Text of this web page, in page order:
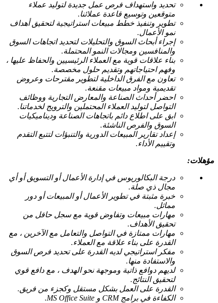
تحديد واستهداف فرص عمل جديدة لتوليد عملاء
متوقعين وتوسيع قاعدة عملائنا.
تطوير وتنفيذ خطط مبيعات استراتيجية لتحقيق أهداف
نمو الأعمال.
إجراء أبحاث السوق والتحليلات لتحديد اتجاهات السوق
والمنافسين ومجالات النمو المحتملة.
بناء علاقات قوية مع العملاء الرئيسيين والحفاظ عليها ،
وفهم احتياجاتهم وتقديم حلول مخصصة.
تعاون مع الفرق الداخلية لتطوير مقترحات وعروض
تقديمية ومواد مبيعات مقنعة.
احضر أحداث الصناعة والمعارض التجارية ووظائف
التواصل لتوليد العملاء المحتملين والترويج لخدماتنا.
ابق على اطلاع دائم باتجاهات الصناعة وديناميكيات
السوق والفرص الناشئة.
إعداد تقارير المبيعات الدورية والتنبؤات لتتبع التقدم
وتقييم الأداء.
مؤهلات:
درجة البكالوريوس في إدارة الأعمال أو التسويق أو أي
مجال ذي صلة.
خبرة مثبتة في تطوير الأعمال أو المبيعات أو دور
مماثل.
مهارات مبيعات وتفاوض قوية مع سجل حافل من
تحقيق الأهداف.
مهارات ممتازة في التواصل والتعامل مع الآخرين ، مع
القدرة على بناء علاقة مع العملاء.
مفكر استراتيجي لديه القدرة على تحديد فرص السوق
والاستفادة منها.
لديهم دوافع ذاتية وموجهة نحو الهدف ، مع دافع قوي
لتحقيق النتائج.
القدرة على العمل بشكل مستقل وكجزء من فريق.
الكفاءة في برامج CRM و MS Office Suite.